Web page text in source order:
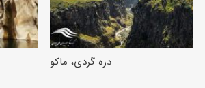
دره گردی، ماکو